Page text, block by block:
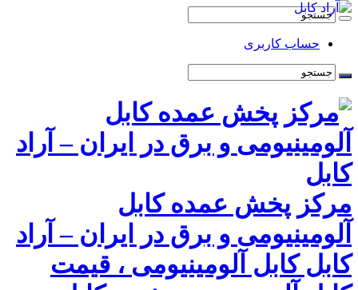
حساب کاربری
مرکز پخش عمده کابل
آلومینیومی و برق در ایران – آراد
کابل کابل آلومینیومی ، قیمت